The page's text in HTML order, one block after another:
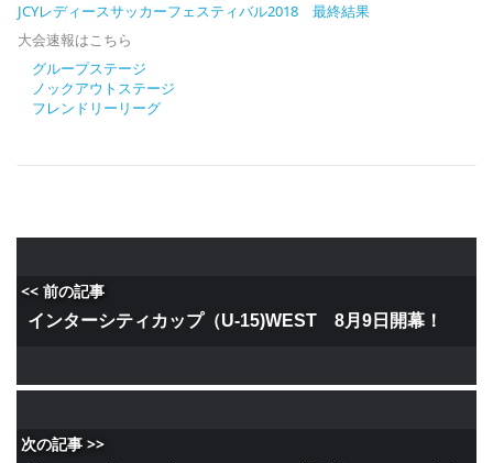
JCYレディースサッカーフェスティバル2018 最終結果
大会速報はこちら
グループステージ
ノックアウトステージ
フレンドリーリーグ
<< 前の記事
インターシティカップ（U-15)WEST 8月9日開幕！
次の記事 >>